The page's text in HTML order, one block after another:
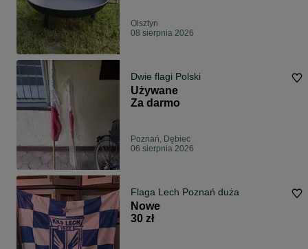
Olsztyn
08 sierpnia 2026
Dwie flagi Polski
Używane
Za darmo
Poznań, Dębiec
06 sierpnia 2026
Flaga Lech Poznań duża
Nowe
30 zł